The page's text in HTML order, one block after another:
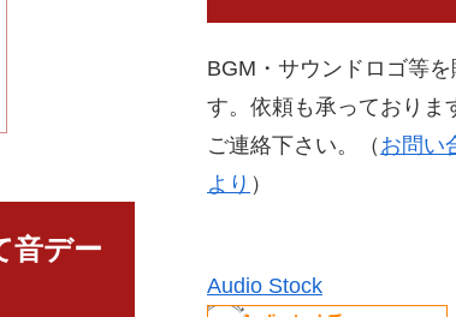
音デー
BGM・サウンドロゴ等
す。依頼も承っておりま
ご連絡下さい。（ お問い
より ）
Audio Stock